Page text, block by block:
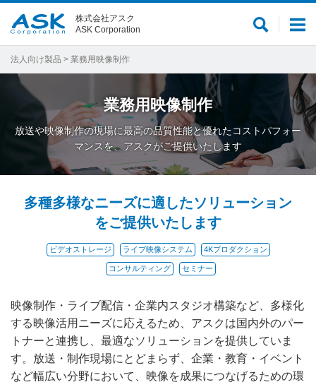
メ
ー
サ
内
株式会社アスク
ASK Corporation
法人向け製品 > 業務用映像制作
業務用映像制作
放送や映像制作の現場に最高の品質性能と優れたコストパフォー
マンスを、アスクがご提供いたします
多種多様なニーズに適したソリューション
をご提供いたします
ビデオストレージ ライブ映像システム 4Kプロダクション
コンサルティング セミナー
映像制作・ライブ配信・企業内スタジオ構築など、多様化
する映像活用ニーズに応えるため、アスクは国内外のパー
トナーと連携し、最適なソリューションを提供していま
す。放送・制作現場にとどまらず、企業・教育・イベント
など幅広い分野において、映像を成果につなげるための環